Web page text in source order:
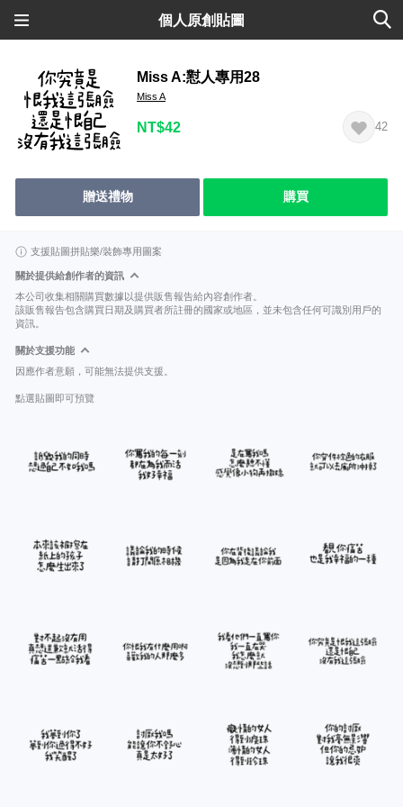
個人原創貼圖
Miss A:懟人專用28
Miss A
NT$42 42
贈送禮物 購買
支援貼圖拼貼樂/裝飾專用圖案
關於提供給創作者的資訊
本公司收集相關購買數據以提供販售報告給內容創作者。
該販售報告包含購買日期及購買者所註冊的國家或地區，並未包含任何可識別用戶的
資訊。
關於支援功能
因應作者意願，可能無法提供支援。
點選貼圖即可預覽